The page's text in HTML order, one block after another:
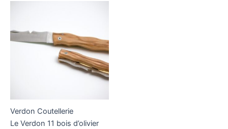
Verdon Coutellerie
Le Verdon 11 bois d’olivier